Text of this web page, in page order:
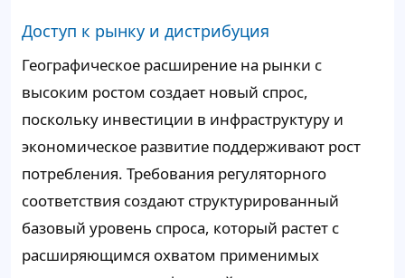
Доступ к рынку и дистрибуция
Географическое расширение на рынки с
высоким ростом создает новый спрос,
поскольку инвестиции в инфраструктуру и
экономическое развитие поддерживают рост
потребления. Требования регуляторного
соответствия создают структурированный
базовый уровень спроса, который растет с
расширяющимся охватом применимых